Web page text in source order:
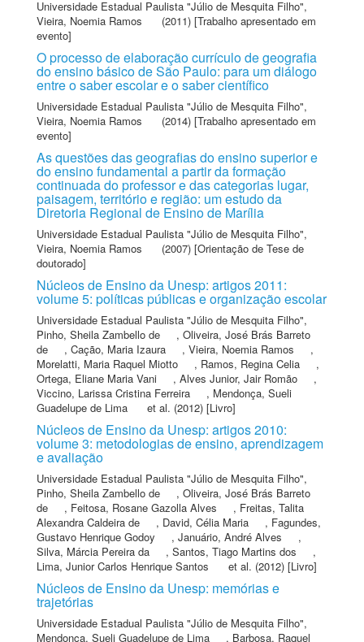
Universidade Estadual Paulista "Júlio de Mesquita Filho",
Vieira, Noemia Ramos
(2011) [Trabalho apresentado em
evento]
O processo de elaboração currículo de geografia
do ensino básico de São Paulo: para um diálogo
entre o saber escolar e o saber científico
Universidade Estadual Paulista "Júlio de Mesquita Filho",
Vieira, Noemia Ramos
(2014) [Trabalho apresentado em
evento]
As questões das geografias do ensino superior e
do ensino fundamental a partir da formação
continuada do professor e das categorias lugar,
paisagem, território e região: um estudo da
Diretoria Regional de Ensino de Marília
Universidade Estadual Paulista "Júlio de Mesquita Filho",
Vieira, Noemia Ramos
(2007) [Orientação de Tese de
doutorado]
Núcleos de Ensino da Unesp: artigos 2011:
volume 5: políticas públicas e organização escolar
Universidade Estadual Paulista "Júlio de Mesquita Filho",
Pinho, Sheila Zambello de
, Oliveira, José Brás Barreto
de
, Cação, Maria Izaura , Vieira, Noemia Ramos
,
Morelatti, Maria Raquel Miotto
, Ramos, Regina Celia
,
Ortega, Eliane Maria Vani
, Alves Junior, Jair Romão
,
Viccino, Larissa Cristina Ferreira
, Mendonça, Sueli
Guadelupe de Lima
et al. (2012) [Livro]
Núcleos de Ensino da Unesp: artigos 2010:
volume 3: metodologias de ensino, aprendizagem
e avaliação
Universidade Estadual Paulista "Júlio de Mesquita Filho",
Pinho, Sheila Zambello de
, Oliveira, José Brás Barreto
de
, Feitosa, Rosane Gazolla Alves , Freitas, Talita
Alexandra Caldeira de
, David, Célia Maria , Fagundes,
Gustavo Henrique Godoy
, Januário, André Alves
,
Silva, Márcia Pereira da
, Santos, Tiago Martins dos
,
Lima, Junior Carlos Henrique Santos
et al. (2012) [Livro]
Núcleos de Ensino da Unesp: memórias e
trajetórias
Universidade Estadual Paulista "Júlio de Mesquita Filho",
Mendonça, Sueli Guadelupe de Lima
, Barbosa, Raquel